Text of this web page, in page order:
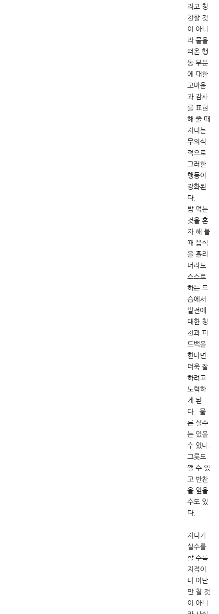
라고 칭
찬할 것
이 아니
라 물을
떠온 행
동 부분
에 대한
고마움
과 감사
를 표현
해 줄 때
자녀는
무의식
적으로
그러한
행동이
강화된
다.
밥 먹는
것을 혼
자 해 볼
때 음식
을 흘리
더라도
스스로
하는 모
습에서
발전에
대한 칭
찬과 피
드백을
한다면
더욱 잘
하려고
노력하
게 된
다. 물
론 실수
는 있을
수 있다.
그릇도
깰 수 있
고 반찬
을 엎을
수도 있
다.
자녀가
실수를
할 수록
지적이
나 야단
만 칠 것
이 아니